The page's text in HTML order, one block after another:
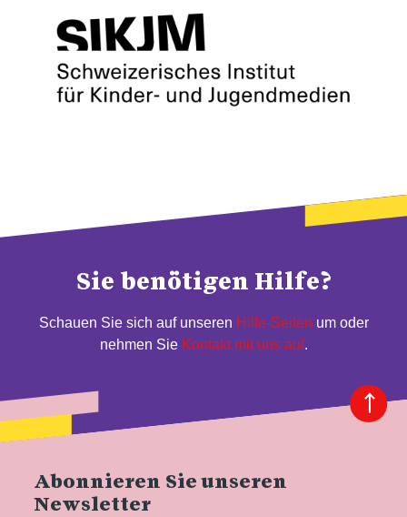
Sie benötigen Hilfe?
Schauen Sie sich auf unseren Hilfe-Seiten um oder
nehmen Sie Kontakt mit uns auf.
Abonnieren Sie unseren
Newsletter